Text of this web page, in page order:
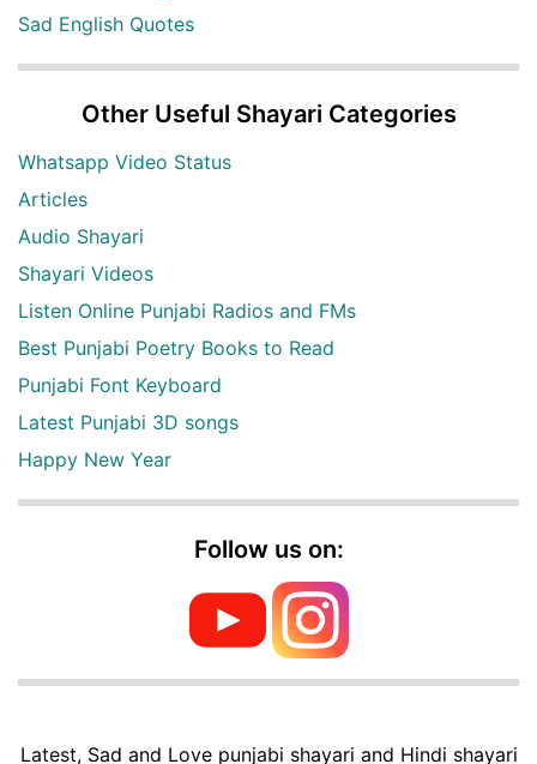
Sad English Quotes
Other Useful Shayari Categories
Whatsapp Video Status
Articles
Audio Shayari
Shayari Videos
Listen Online Punjabi Radios and FMs
Best Punjabi Poetry Books to Read
Punjabi Font Keyboard
Latest Punjabi 3D songs
Happy New Year
Follow us on:
Latest, Sad and Love punjabi shayari and Hindi shayari